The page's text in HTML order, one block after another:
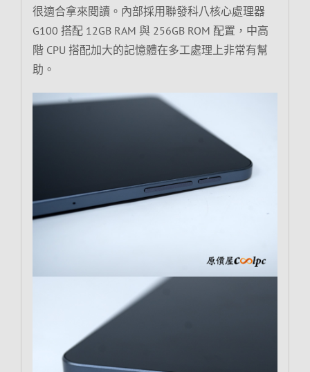
很適合拿來閱讀。內部採用聯發科八核心處理器
G100 搭配 12GB RAM 與 256GB ROM 配置，中高
階 CPU 搭配加大的記憶體在多工處理上非常有幫
助。